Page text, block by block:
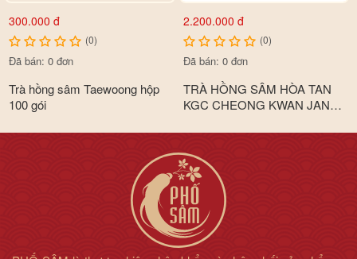
300.000 đ
(0)
Đã bán: 0 đơn
Trà hồng sâm Taewoong hộp
100 gói
2.200.000 đ
(0)
Đã bán: 0 đơn
TRÀ HỒNG SÂM HÒA TAN
KGC CHEONG KWAN JANG